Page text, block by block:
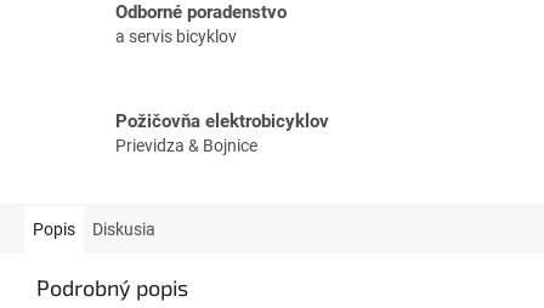
Odborné poradenstvo
a servis bicyklov
Požičovňa elektrobicyklov
Prievidza & Bojnice
Popis Diskusia
Podrobný popis